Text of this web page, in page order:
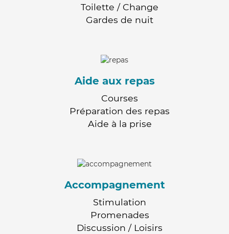
Toilette / Change
Gardes de nuit
Aide aux repas
Courses
Préparation des repas
Aide à la prise
Accompagnement
Stimulation
Promenades
Discussion / Loisirs